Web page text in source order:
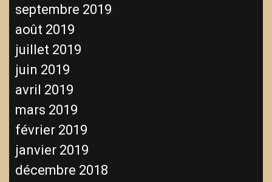
septembre 2019
août 2019
juillet 2019
juin 2019
avril 2019
mars 2019
février 2019
janvier 2019
décembre 2018